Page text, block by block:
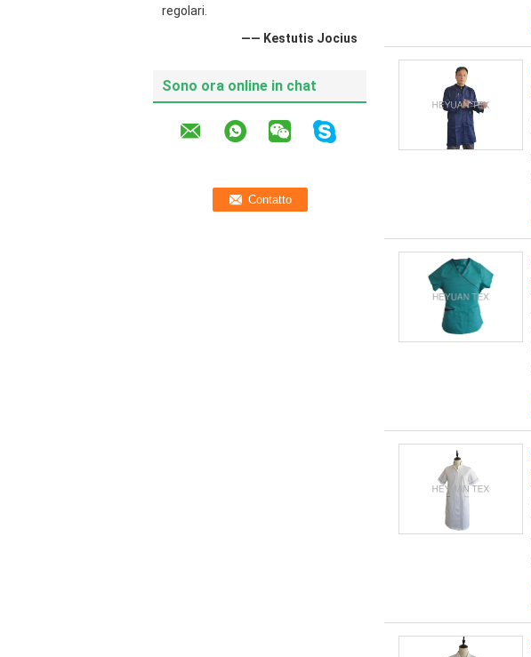
regolari.
—— Kestutis Jocius
Sono ora online in chat